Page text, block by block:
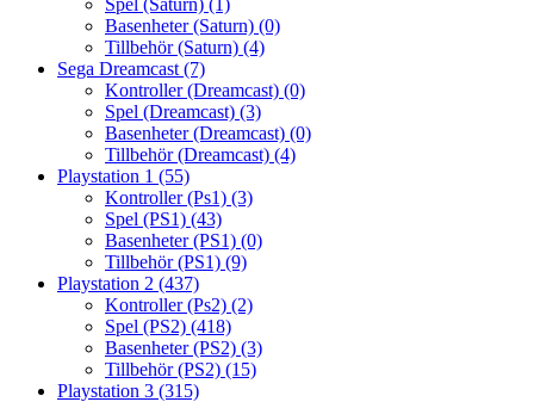
Spel (Saturn) (1)
Basenheter (Saturn) (0)
Tillbehör (Saturn) (4)
Sega Dreamcast (7)
Kontroller (Dreamcast) (0)
Spel (Dreamcast) (3)
Basenheter (Dreamcast) (0)
Tillbehör (Dreamcast) (4)
Playstation 1 (55)
Kontroller (Ps1) (3)
Spel (PS1) (43)
Basenheter (PS1) (0)
Tillbehör (PS1) (9)
Playstation 2 (437)
Kontroller (Ps2) (2)
Spel (PS2) (418)
Basenheter (PS2) (3)
Tillbehör (PS2) (15)
Playstation 3 (315)